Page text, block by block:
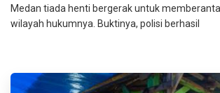
Medan tiada henti bergerak untuk
wilayah hukumnya. Buktinya, polisi berhasil